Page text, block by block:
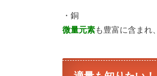
・銅
微量元素も豊富に含まれ